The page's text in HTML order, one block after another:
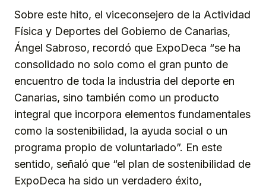
Sobre este hito, el viceconsejero de la Actividad
Física y Deportes del Gobierno de Canarias,
Ángel Sabroso, recordó que ExpoDeca “se ha
consolidado no solo como el gran punto de
encuentro de toda la industria del deporte en
Canarias, sino también como un producto
integral que incorpora elementos fundamentales
como la sostenibilidad, la ayuda social o un
programa propio de voluntariado”. En este
sentido, señaló que “el plan de sostenibilidad de
ExpoDeca ha sido un verdadero éxito,